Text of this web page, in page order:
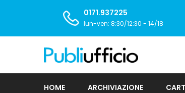
0171.937225
lun-ven: 8:30/12:30 - 14/18
HOME ARCHIVIAZIONE